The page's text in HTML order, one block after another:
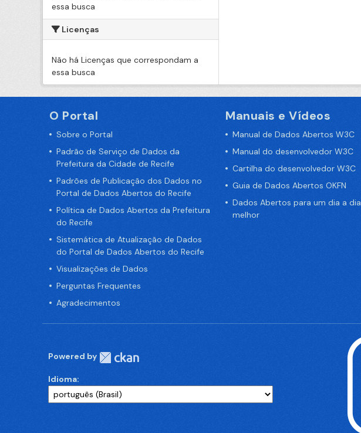
essa busca
Licenças
Não há Licenças que correspondam a
essa busca
O Portal
Sobre o Portal
Padrão de Serviço de Dados da
Prefeitura da Cidade de Recife
Padrões de Publicação dos Dados no
Portal de Dados Abertos do Recife
Política de Dados Abertos da Prefeitura
do Recife
Sistemática de Atualização de Dados
do Portal de Dados Abertos do Recife
Visualizações de Dados
Perguntas Frequentes
Agradecimentos
Manuais e Vídeos
Manual de Dados Abertos W3C
Manual do desenvolvedor W3C
Cartilha do desenvolvedor W3C
Guia de Dados Abertos OKFN
Dados Abertos para um dia a dia
melhor
Powered by
Idioma